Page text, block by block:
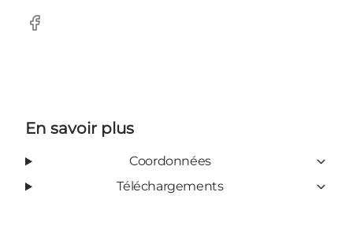
Facebook
En savoir plus
Coordonnées
Téléchargements